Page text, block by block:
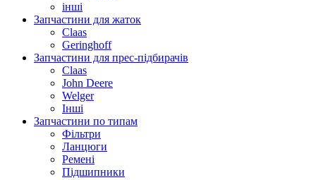
інші
Запчастини для жаток
Claas
Geringhoff
Запчастини для прес-підбирачів
Claas
John Deere
Welger
Інші
Запчастини по типам
Фільтри
Ланцюги
Ремені
Підшипники